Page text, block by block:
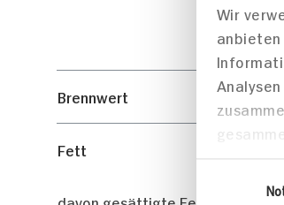
Wir
Brennwert
Fett